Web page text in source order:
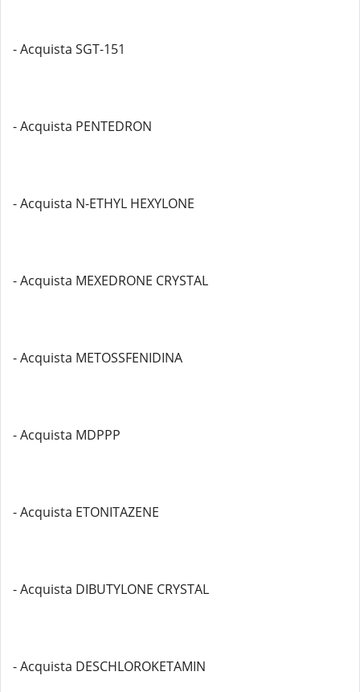
- Acquista SGT-151
- Acquista PENTEDRON
- Acquista N-ETHYL HEXYLONE
- Acquista MEXEDRONE CRYSTAL
- Acquista METOSSFENIDINA
- Acquista MDPPP
- Acquista ETONITAZENE
- Acquista DIBUTYLONE CRYSTAL
- Acquista DESCHLOROKETAMIN